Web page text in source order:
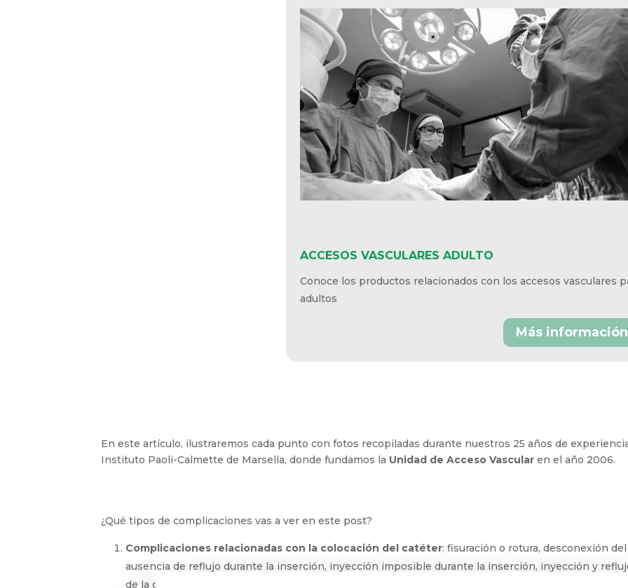
ACCESOS VASCULARES ADULTO
Conoce los productos relacionados con los accesos vasculares
para adultos
Más información
En este artículo, ilustraremos cada punto con fotos recopiladas durante nuestros 25 años de
Instituto Paoli-Calmette de Marsella, donde fundamos la Unidad de Acceso Vascularen el año 2006.
¿Qué tipos de complicaciones vas a ver en este post?
Complicaciones relacionadas con la colocación del catéter: fisuración o rotura, desconexión
conexión, ausencia de reflujo durante la inserción, inyección imposible durante la inserción,
del brazo o de la cabeza
X